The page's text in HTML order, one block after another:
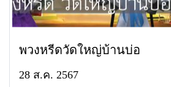
พวงหรีดวัดใหญ่บ้านบ่อ
28 ส.ค. 2567